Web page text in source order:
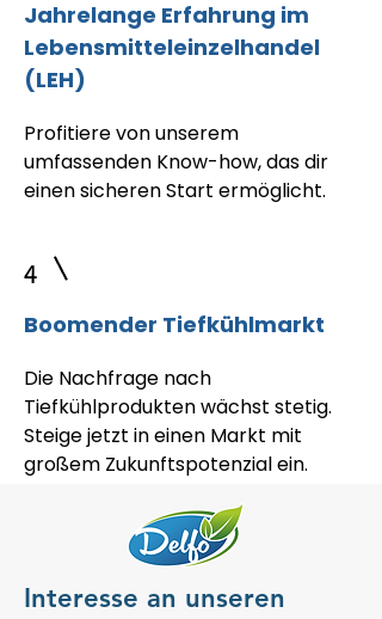
Jahrelange Erfahrung im
Lebensmitteleinzelhandel
(LEH)
Profitiere von unserem
umfassenden Know-how, das dir
einen sicheren Start ermöglicht.
4
Boomender Tiefkühlmarkt
Die Nachfrage nach
Tiefkühlprodukten wächst stetig.
Steige jetzt in einen Markt mit
großem Zukunftspotenzial ein.
Interesse an unseren